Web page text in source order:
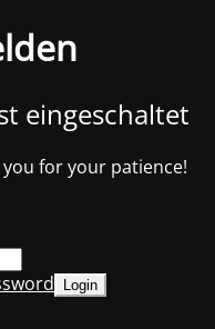
eingeschaltet
for your patience!